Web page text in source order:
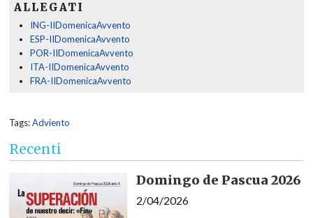
ALLEGATI
ING-IIDomenicaAvvento
ESP-IIDomenicaAvvento
POR-IIDomenicaAvvento
ITA-IIDomenicaAvvento
FRA-IIDomenicaAvvento
Tags:Adviento
Recenti
Domingo de Pascua 2026
2/04/2026